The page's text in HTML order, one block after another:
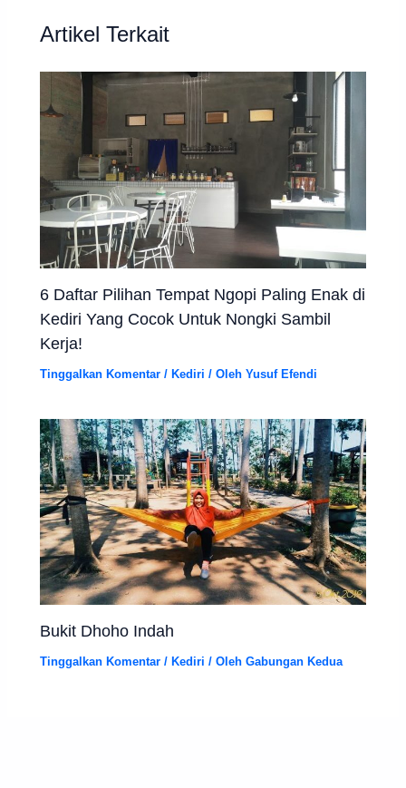
Artikel Terkait
6 Daftar Pilihan Tempat Ngopi Paling Enak di
Kediri Yang Cocok Untuk Nongki Sambil
Kerja!
Tinggalkan Komentar /Kediri / OlehYusuf Efendi
Bukit Dhoho Indah
Tinggalkan Komentar / Kediri / OlehGabungan Kedua